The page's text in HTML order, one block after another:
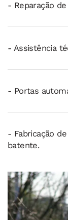
- Reparação
- Assistência
- Portas
- Fabricação
batente.